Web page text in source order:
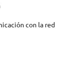
con la red